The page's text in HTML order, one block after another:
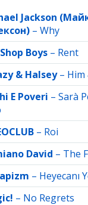
Jackson
– Why
Boys – Rent
& Halsey– Him
E Poveri – Sarà
– Roi
David – The
– Heyecanı
– No Regrets